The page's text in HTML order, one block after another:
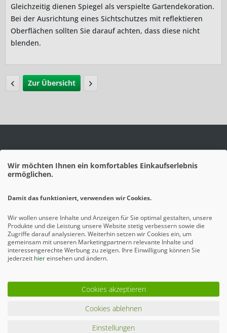
Gleichzeitig dienen Spiegel als verspielte Gartendekoration.
Bei der Ausrichtung eines Sichtschutzes mit reflektieren
Oberflächen sollten Sie darauf achten, dass diese nicht
blenden.
Zur Übersicht
Mehr erfahren
Wir möchten Ihnen ein komfortables Einkaufserlebnis
ermöglichen.
Damit das funktioniert, verwenden wir Cookies.
Wir wollen unsere Inhalte und Anzeigen für Sie optimal gestalten, unsere
Produkte und die Leistung unsere Website stetig verbessern sowie die
Zugriffe darauf analysieren. Weiterhin setzen wir Cookies ein, um
gemeinsam mit unseren Marketingpartnern relevante Inhalte und
interessengerechte Werbung zu zeigen. Ihre Einwilligung können Sie
jederzeit hiereinsehen und ändern.
Cookies akzeptieren
Cookies ablehnen
Einstellungen